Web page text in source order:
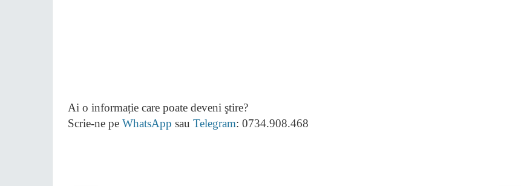
Ai o informație care poate deveni ştire?
Scrie-ne pe WhatsApp sau Telegram: 0734.908.468